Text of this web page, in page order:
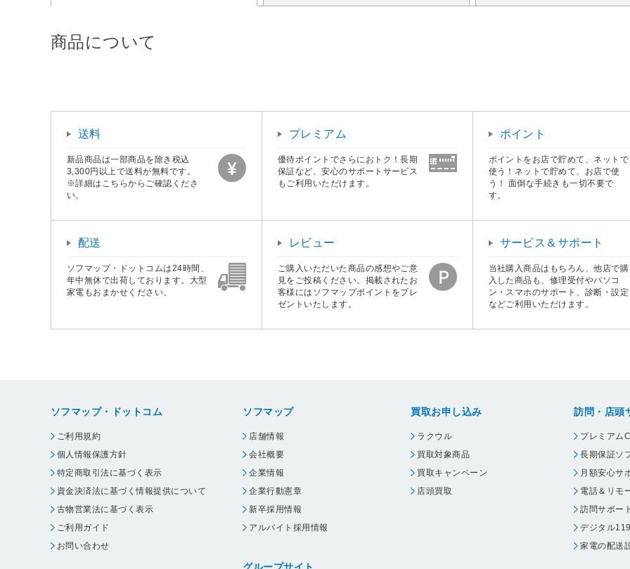
商品について
送料
新品商品は一部商品を除き税込
3,300円以上で送料が無料です。
※詳細はこちらからご確認くださ
い。
プレミアム
優待ポイントでさらにおトク！長期
保証など、安心のサポートサービス
もご利用いただけます。
ポイント
ポイントをお店で貯めて、ネットで
使う！ネットで貯めて、お店で使
う！ 面倒な手続きも一切不要で
す。
配送
ソフマップ・ドットコムは24時間、
年中無休で出荷しております。大型
家電もおまかせください。
レビュー
ご購入いただいた商品の感想やご意
見をご投稿ください。掲載されたお
客様にはソフマップポイントをプレ
ゼントいたします。
サービス＆サポート
当社購入商品はもちろん、他店で購
入した商品も、修理受付やパソコ
ン・スマホのサポート、診断・設定
などご利用いただけます。
ソフマップ・ドットコム
ご利用規約
個人情報保護方針
特定商取引法に基づく表示
資金決済法に基づく情報提供について
古物営業法に基づく表示
ご利用ガイド
お問い合わせ
ソフマップ
店舗情報
会社概要
企業情報
企業行動憲章
新卒採用情報
アルバイト採用情報
買取お申し込み
ラクウル
買取対象商品
買取キャンペーン
店頭買取
訪問・店頭
プレミアム
長期保証ソ
月額安心サ
電話＆リモ
訪問サポート
デジタル119
家電の配送